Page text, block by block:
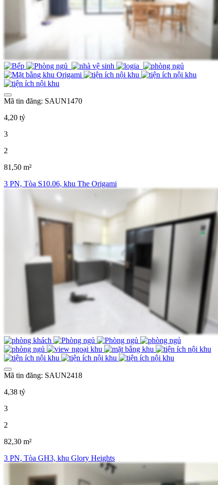
Mã tin đăng: SAUN1470
4,20 tỷ
3
2
81,50 m²
3 PN, Tòa S10.06, khu The Origami
Mã tin đăng: SAUN2418
4,38 tỷ
3
2
82,30 m²
3 PN, Tòa GH3, khu Glory Heights